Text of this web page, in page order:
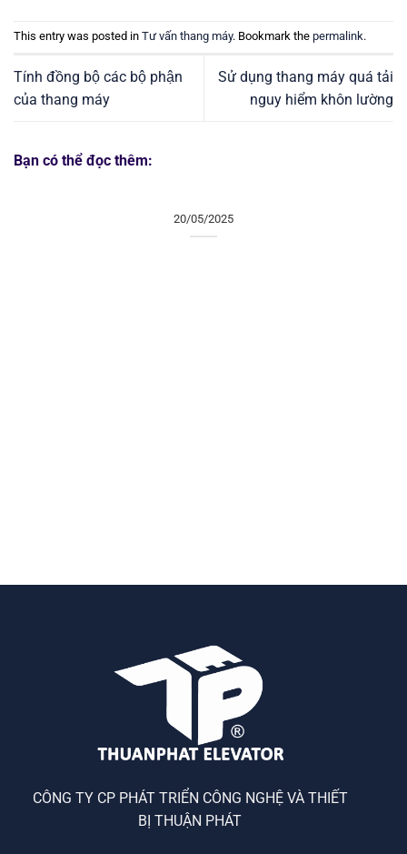
This entry was posted in Tư vấn thang máy. Bookmark the permalink.
Tính đồng bộ các bộ phận
của thang máy
Sử dụng thang máy quá tải
nguy hiểm khôn lường
Bạn có thể đọc thêm:
20/05/2025
CÔNG TY CP PHÁT TRIỂN CÔNG NGHỆ VÀ THIẾT
BỊ THUẬN PHÁT